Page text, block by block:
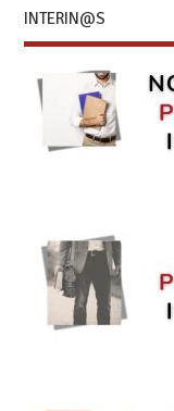
INTERIN@S